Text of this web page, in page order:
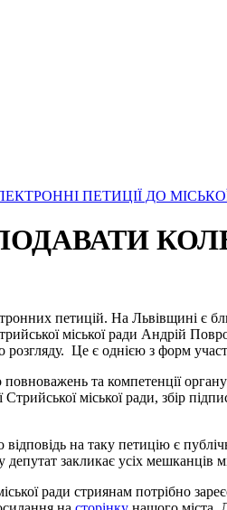
петицій. На Львівщині є
міської ради Андрій
розгляду. Це є однією з форм
та компетенції
міської ради, збір
на таку петицію є
депутат закликає усіх
ради стриянам потрібно